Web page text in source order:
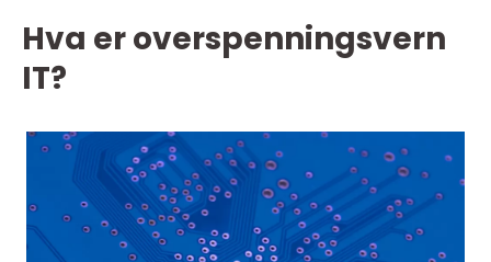
Hva er overspenningsvern
IT?